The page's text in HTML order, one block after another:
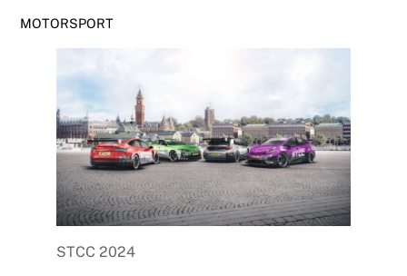
MOTORSPORT
STCC 2024